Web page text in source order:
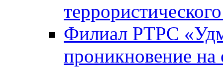
Филиал РТРС
проникновение на